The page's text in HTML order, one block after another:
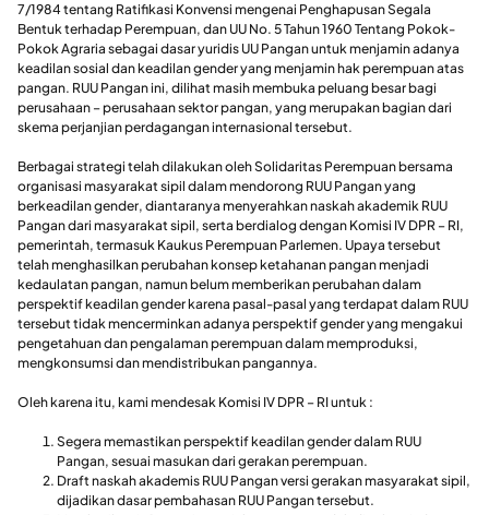
7/1984 tentang Ratifikasi Konvensi mengenai Penghapusan Segala
Bentuk terhadap Perempuan, dan UU No. 5 Tahun 1960 Tentang Pokok-
Pokok Agraria sebagai dasar yuridis UU Pangan untuk menjamin adanya
keadilan sosial dan keadilan gender yang menjamin hak perempuan atas
pangan. RUU Pangan ini, dilihat masih membuka peluang besar bagi
perusahaan – perusahaan sektor pangan, yang merupakan bagian dari
skema perjanjian perdagangan internasional tersebut.
Berbagai strategi telah dilakukan oleh Solidaritas Perempuan bersama
organisasi masyarakat sipil dalam mendorong RUU Pangan yang
berkeadilan gender, diantaranya menyerahkan naskah akademik RUU
Pangan dari masyarakat sipil, serta berdialog dengan Komisi IV DPR – RI,
pemerintah, termasuk Kaukus Perempuan Parlemen. Upaya tersebut
telah menghasilkan perubahan konsep ketahanan pangan menjadi
kedaulatan pangan, namun belum memberikan perubahan dalam
perspektif keadilan gender karena pasal-pasal yang terdapat dalam RUU
tersebut tidak mencerminkan adanya perspektif gender yang mengakui
pengetahuan dan pengalaman perempuan dalam memproduksi,
mengkonsumsi dan mendistribukan pangannya.
Oleh karena itu, kami mendesak Komisi IV DPR – RI untuk :
Segera memastikan perspektif keadilan gender dalam RUU
Pangan, sesuai masukan dari gerakan perempuan.
Draft naskah akademis RUU Pangan versi gerakan masyarakat sipil,
dijadikan dasar pembahasan RUU Pangan tersebut.